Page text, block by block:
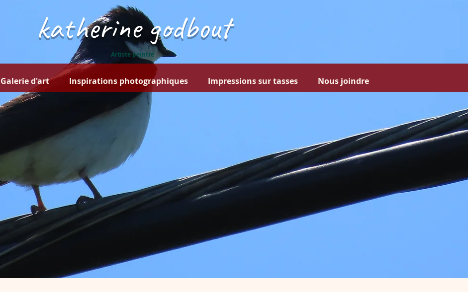
katherine godbout
Artiste peintre
Galerie d'art Inspirations photographiques Impressions sur tasses Nous joindre